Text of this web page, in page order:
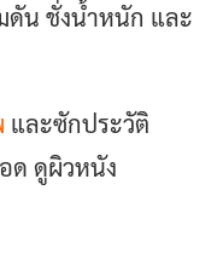
ดัน ชั่งน้ำหนัก และ
และซักประวัติ
ด ดูผิวหนัง